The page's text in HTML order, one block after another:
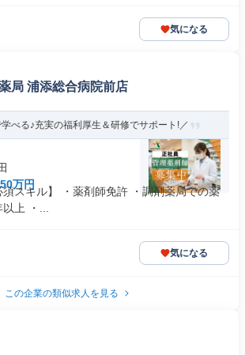
気になる
局 浦添総合病院前店
べる♪充実の福利厚生＆研修でサポート!／
万円
スキル】 ・薬剤師免許 ・調剤薬局での薬
上 ・...
気になる
この企業の類似求人を見る